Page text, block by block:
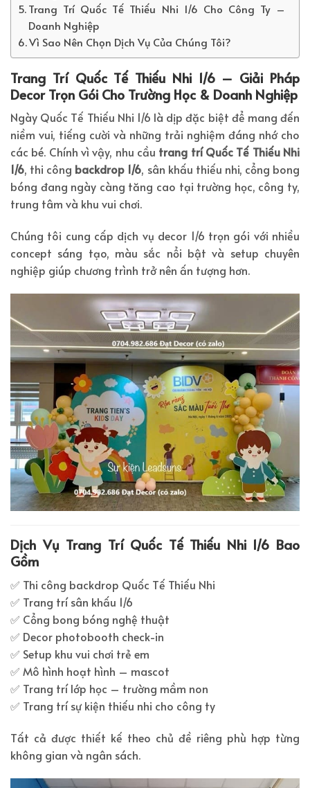
Trang Trí Quốc Tế Thiếu Nhi 1/6 Cho Công Ty –
Doanh Nghiệp
Vì Sao Nên Chọn Dịch Vụ Của Chúng Tôi?
Trang Trí Quốc Tế Thiếu Nhi 1/6 – Giải Pháp
Decor Trọn Gói Cho Trường Học & Doanh Nghiệp
Ngày Quốc Tế Thiếu Nhi 1/6 là dịp đặc biệt để mang đến
niềm vui, tiếng cười và những trải nghiệm đáng nhớ cho
các bé. Chính vì vậy, nhu cầu trang trí Quốc Tế Thiếu Nhi
1/6, thi công backdrop 1/6, sân khấu thiếu nhi, cổng bong
bóng đang ngày càng tăng cao tại trường học, công ty,
trung tâm và khu vui chơi.
Chúng tôi cung cấp dịch vụ decor 1/6 trọn gói với nhiều
concept sáng tạo, màu sắc nổi bật và setup chuyên
nghiệp giúp chương trình trở nên ấn tượng hơn.
Dịch Vụ Trang Trí Quốc Tế Thiếu Nhi 1/6 Bao
Gồm
✅ Thi công backdrop Quốc Tế Thiếu Nhi
✅ Trang trí sân khấu 1/6
✅ Cổng bong bóng nghệ thuật
✅ Decor photobooth check-in
✅ Setup khu vui chơi trẻ em
✅ Mô hình hoạt hình – mascot
✅ Trang trí lớp học – trường mầm non
✅ Trang trí sự kiện thiếu nhi cho công ty
Tất cả được thiết kế theo chủ đề riêng phù hợp từng
không gian và ngân sách.